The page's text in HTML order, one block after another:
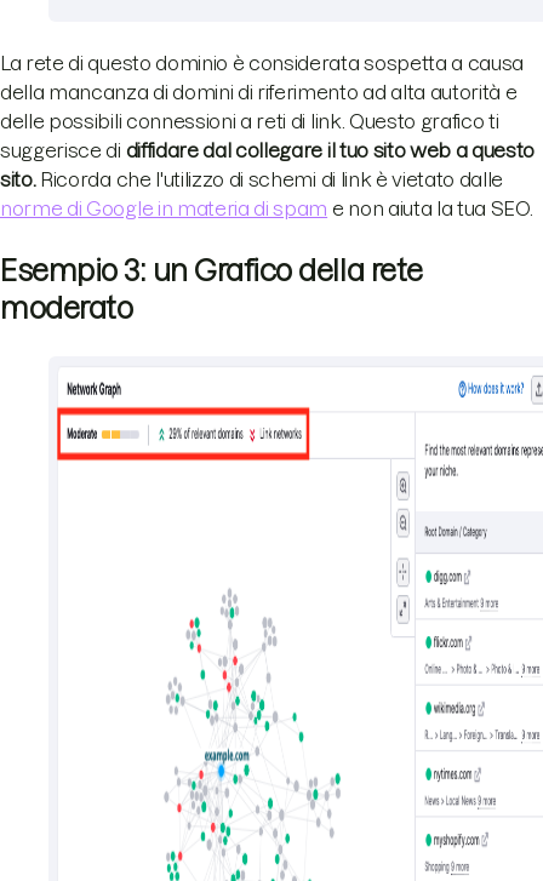
La rete di questo dominio è considerata sospetta a causa
della mancanza di domini di riferimento ad alta autorità e
delle possibili connessioni a reti di link. Questo grafico ti
suggerisce di diffidare dal collegare il tuo sito web a questo
sito.Ricorda che l'utilizzo di schemi di link è vietato dalle
norme di Google in materia di spam e non aiuta la tua SEO.
Esempio 3: un Grafico della rete
moderato